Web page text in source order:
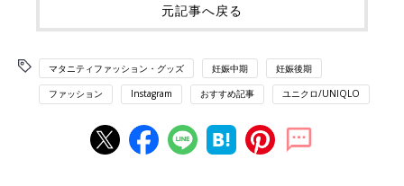
元記事へ戻る
マタニティファッション・グッズ 妊娠中期 妊娠後期
ファッション Instagram おすすめ記事 ユニクロ/UNIQLO